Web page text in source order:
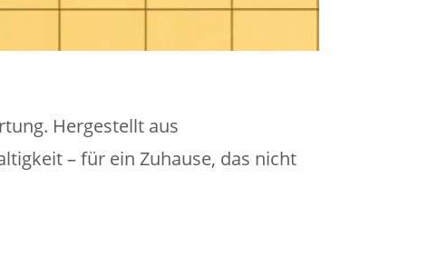
Hergestellt aus
– für ein Zuhause, das nicht